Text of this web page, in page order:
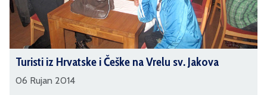
Turisti iz Hrvatske i Češke na Vrelu sv. Jakova
06 Rujan 2014